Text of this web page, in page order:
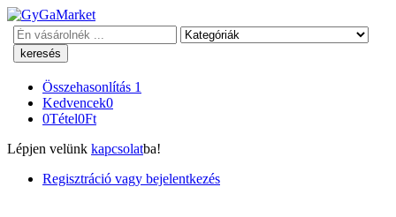
Keresés
Összehasonlítás 1
Kedvencek0
0Tétel0Ft
Lépjen velünk kapcsolatba!
Regisztráció vagy bejelentkezés